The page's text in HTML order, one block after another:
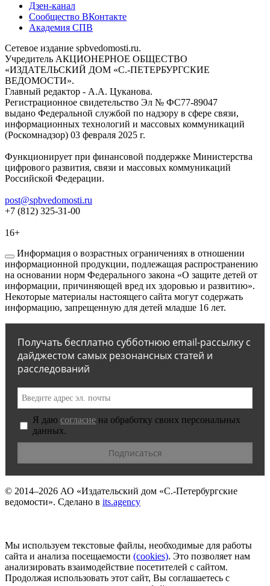
Дзен-канал
Сообщество ВКонтакте
Академия СПВ
Сетевое издание spbvedomosti.ru.
Учредитель АКЦИОНЕРНОЕ ОБЩЕСТВО
«ИЗДАТЕЛЬСКИЙ ДОМ «С.-ПЕТЕРБУРГСКИЕ
ВЕДОМОСТИ».
Главный редактор - А.А. Цуканова.
Регистрационное свидетельство Эл № ФС77-89047
выдано Федеральной службой по надзору в сфере связи,
информационных технологий и массовых коммуникаций
(Роскомнадзор) 03 февраля 2025 г.
Функционирует при финансовой поддержке Министерства
цифрового развития, связи и массовых коммуникаций
Российской Федерации.
post@spbvedomosti.ru
+7 (812) 325-31-00
16+
Информация о возрастных ограничениях в отношении
информационной продукции, подлежащая распространению
на основании норм Федерального закона «О защите детей от
информации, причиняющей вред их здоровью и развитию».
Некоторые материалы настоящего сайта могут содержать
информацию, запрещенную для детей младше 16 лет.
Получать бесплатно субботнюю email-рассылку с
дайджестом самых резонансных статей и
расследований
Я даю согласие на обработку своих персональных
данных.
© 2014–2026 АО «Издательский дом «С.-Петербургские
ведомости». Сделано в its.agency
Мы используем текстовые файлы, необходимые для работы
сайта и анализа посещаемости (сookies). Это позволяет нам
анализировать взаимодействие посетителей с сайтом.
Продолжая использовать этот сайт, Вы соглашаетесь с